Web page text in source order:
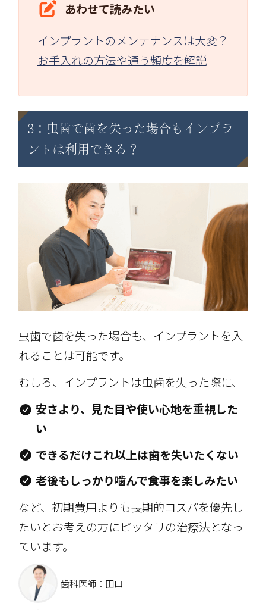
あわせて読みたい
インプラントのメンテナンスは大変？
お手入れの方法や通う頻度を解説
3：虫歯で歯を失った場合もインプラ
ントは利用できる？
虫歯で歯を失った場合も、インプラントを入
れることは可能です。
むしろ、インプラントは虫歯を失った際に、
安さより、見た目や使い心地を重視した
い
できるだけこれ以上は歯を失いたくない
老後もしっかり噛んで食事を楽しみたい
など、初期費用よりも長期的コスパを優先し
たいとお考えの方にピッタリの治療法となっ
ています。
歯科医師：田口